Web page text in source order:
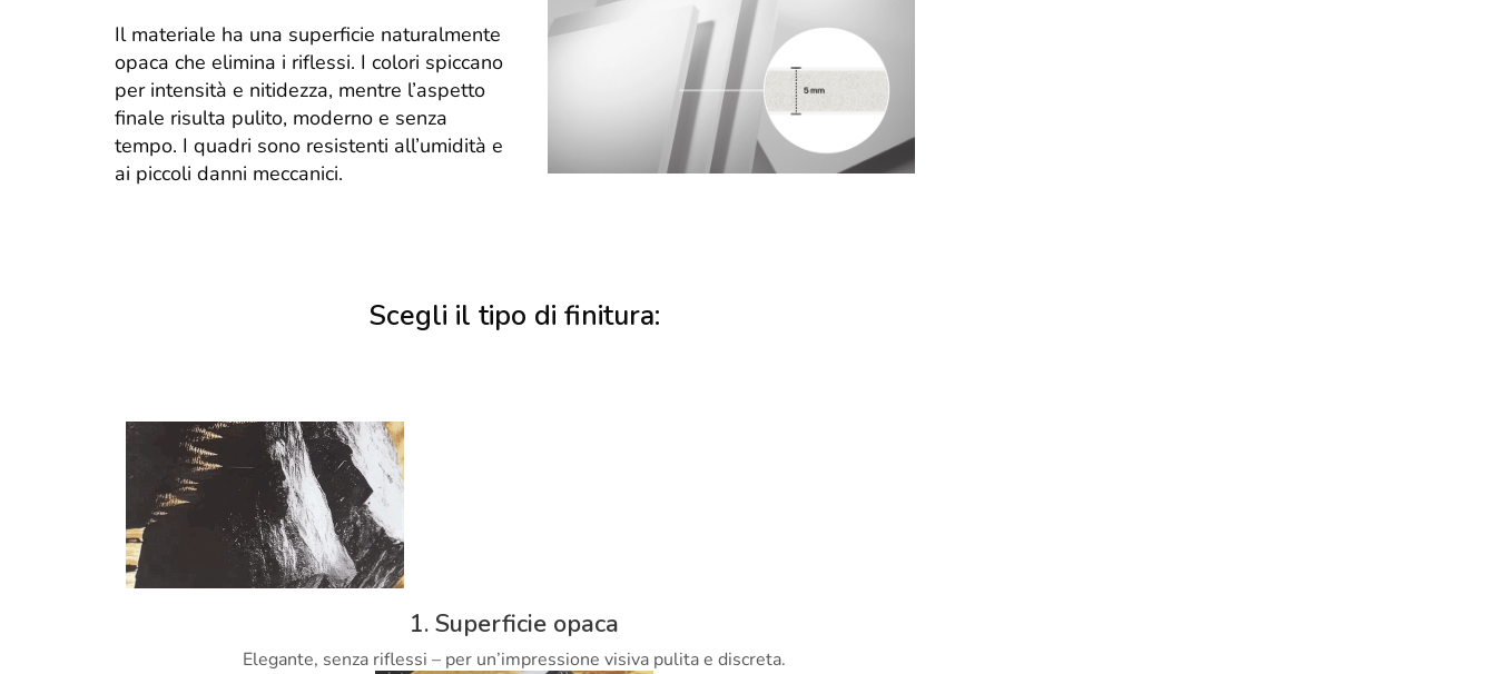
Il materiale ha una superficie naturalmente
opaca che elimina i riflessi. I colori spiccano
per intensità e nitidezza, mentre l’aspetto
finale risulta pulito, moderno e senza
tempo. I quadri sono resistenti all’umidità e
ai piccoli danni meccanici.
Scegli il tipo di finitura:
1. Superficie opaca
Elegante, senza riflessi – per un’impressione visiva pulita e discreta.